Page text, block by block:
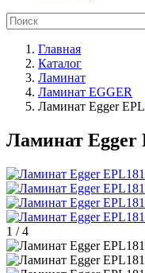
Главная
Каталог
Ламинат
Ламинат EGGER
Ламинат Egger
Ламинат Egger
1 /4